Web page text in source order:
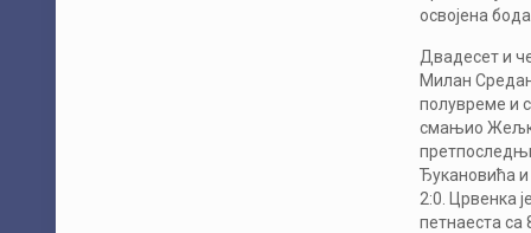
освојена
Двадесет и
Милан
полувреме и
смањио
Ђукановића и
2:0. Црвенка
петнаеста са